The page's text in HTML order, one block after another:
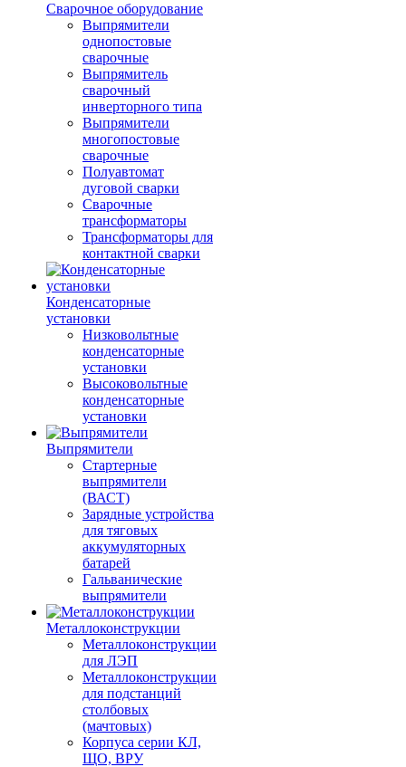
Сварочное оборудование
Выпрямители
однопостовые
сварочные
Выпрямитель
сварочный
инверторного типа
Выпрямители
многопостовые
сварочные
Полуавтомат
дуговой сварки
Сварочные
трансформаторы
Трансформаторы для
контактной сварки
Конденсаторные
установки
Низковольтные
конденсаторные
установки
Высоковольтные
конденсаторные
установки
Выпрямители
Стартерные
выпрямители
(ВАСТ)
Зарядные устройства
для тяговых
аккумуляторных
батарей
Гальванические
выпрямители
Металлоконструкции
Металлоконструкции
для ЛЭП
Металлоконструкции
для подстанций
столбовых
(мачтовых)
Корпуса серии КЛ,
ЩО, ВРУ